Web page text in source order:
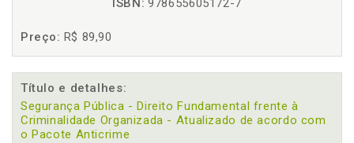
ISBN: 978655605172-7
Preço: R$ 89,90
Título e detalhes:
Segurança Pública - Direito Fundamental frente à
Criminalidade Organizada - Atualizado de acordo com
o Pacote Anticrime